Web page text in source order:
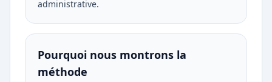
administrative.
Pourquoi nous montrons la
méthode